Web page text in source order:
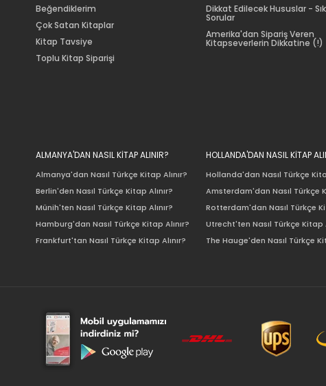
Beğendiklerim
Çok Satan Kitaplar
Kitap Tavsiye
Toplu Kitap Siparişi
Dikkat Edilecek Hususlar -
Sorular
Amerika'dan Sipariş Veren
Kitapseverlerin Dikkatine (!)
ALMANYA'DAN NASIL KİTAP ALINIR?
Almanya'dan Nasıl Türkçe Kitap Alınır?
Berlin'den Nasıl Türkçe Kitap Alınır?
Münih'ten Nasıl Türkçe Kitap Alınır?
Hamburg'dan Nasıl Türkçe Kitap Alınır?
Frankfurt'tan Nasıl Türkçe Kitap Alınır?
HOLLANDA'DAN NASIL KİTAP
Hollanda'dan Nasıl Türkçe
Amsterdam'dan Nasıl Türkçe
Rotterdam'dan Nasıl Türkçe
Utrecht'ten Nasıl Türkçe Kitap
The Hauge'den Nasıl Türkçe